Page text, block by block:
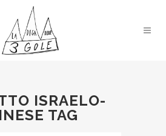
ISRAELO-
TAG